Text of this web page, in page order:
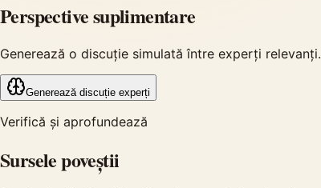
Perspective suplimentare
Generează o discuție simulată între experți relevanți.
Generează discuție experți
Verifică și aprofundează
Sursele poveștii